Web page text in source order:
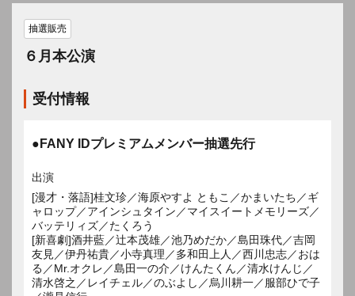
抽選販売
６月本公演
受付情報
●FANY IDプレミアムメンバー抽選先行
出演
[漫才・落語]桂文珍／海原やすよ ともこ／かまいたち／ギ
ャロップ／アインシュタイン／マイスイートメモリーズ／
バッテリィズ／たくろう
[新喜劇]酒井藍／辻本茂雄／池乃めだか／島田珠代／吉岡
友見／伊丹祐貴／小寺真理／多和田上人／西川忠志／おは
る／Mr.オクレ／島田一の介／けんたくん／清水けんじ／
清水啓之／レイチェル／のぶよし／烏川耕一／服部ひで子